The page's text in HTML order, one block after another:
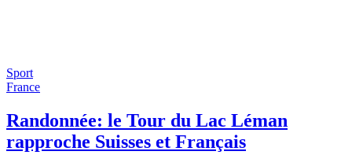
Sport
France
Randonnée: le Tour du Lac Léman
rapproche Suisses et Français